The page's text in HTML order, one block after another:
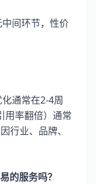
间环节，性价
通常在2-4周
用率翻倍）通常
行业、品牌、
的服务吗？